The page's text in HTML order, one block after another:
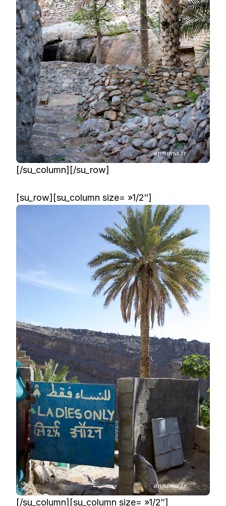
[/su_column][/su_row]
[su_row][su_column size= »1/2″]
[/su_column][su_column size= »1/2″]